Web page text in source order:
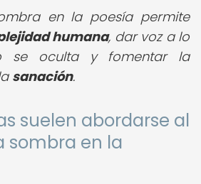
en la poesía permite
humana, dar voz a lo
se oculta y fomentar la
sanación.
suelen abordarse al
sombra en la